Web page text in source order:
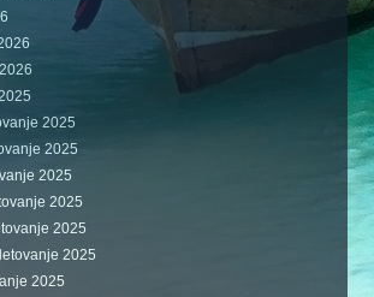
2025
2025
2025
2025
2025
2025
2025